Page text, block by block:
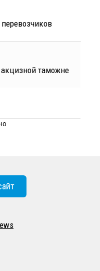
таможне